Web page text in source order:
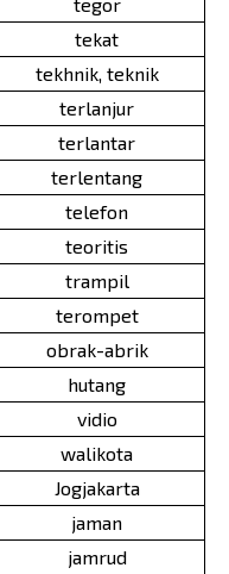
tegor
tekat
tekhnik, teknik
terlanjur
terlantar
terlentang
telefon
teoritis
trampil
terompet
obrak-abrik
hutang
vidio
walikota
Jogjakarta
jaman
jamrud